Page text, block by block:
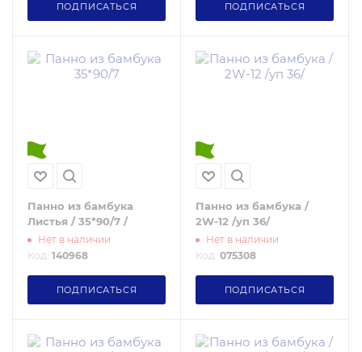
ПОДПИСАТЬСЯ ПОДПИСАТЬСЯ
Панно из бамбука
Листья / 35*90/7 /
Нет в наличии
Код: 140968
ПОДПИСАТЬСЯ
Панно из бамбука /
2W-12 /уп 36/
Нет в наличии
Код: 075308
ПОДПИСАТЬСЯ